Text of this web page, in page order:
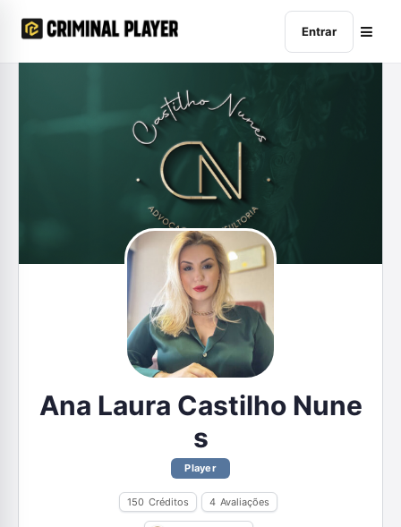
Entrar
Ana Laura Castilho Nune
s
Player
150 Créditos 4 Avaliações